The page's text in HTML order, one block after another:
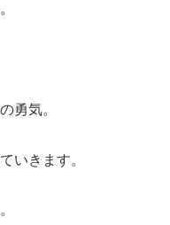
勇気。
いきます。